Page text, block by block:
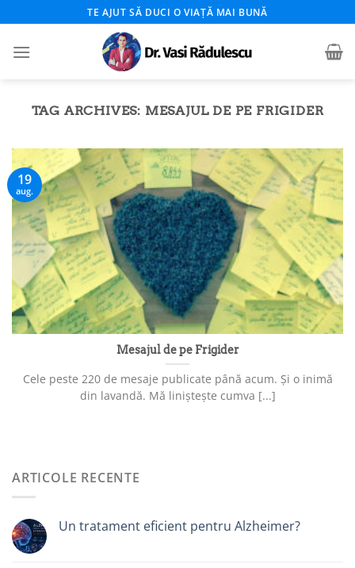
to
content
TE AJUT SĂ DUCI O VIAȚĂ MAI BUNĂ
TAG ARCHIVES: MESAJUL DE PE FRIGIDER
Mesajul de pe Frigider
Cele peste 220 de mesaje publicate până acum. Și o inimă
din lavandă. Mă liniștește cumva [...]
19
aug.
ARTICOLE RECENTE
Un tratament eficient pentru Alzheimer?